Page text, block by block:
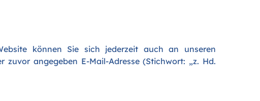
können Sie sich jederzeit auch an unseren
angegeben E-Mail-Adresse (Stichwort: „z. Hd.